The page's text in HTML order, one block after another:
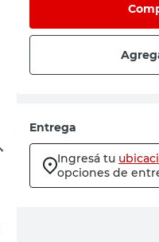
Entrega
Ingresá tu
opciones de